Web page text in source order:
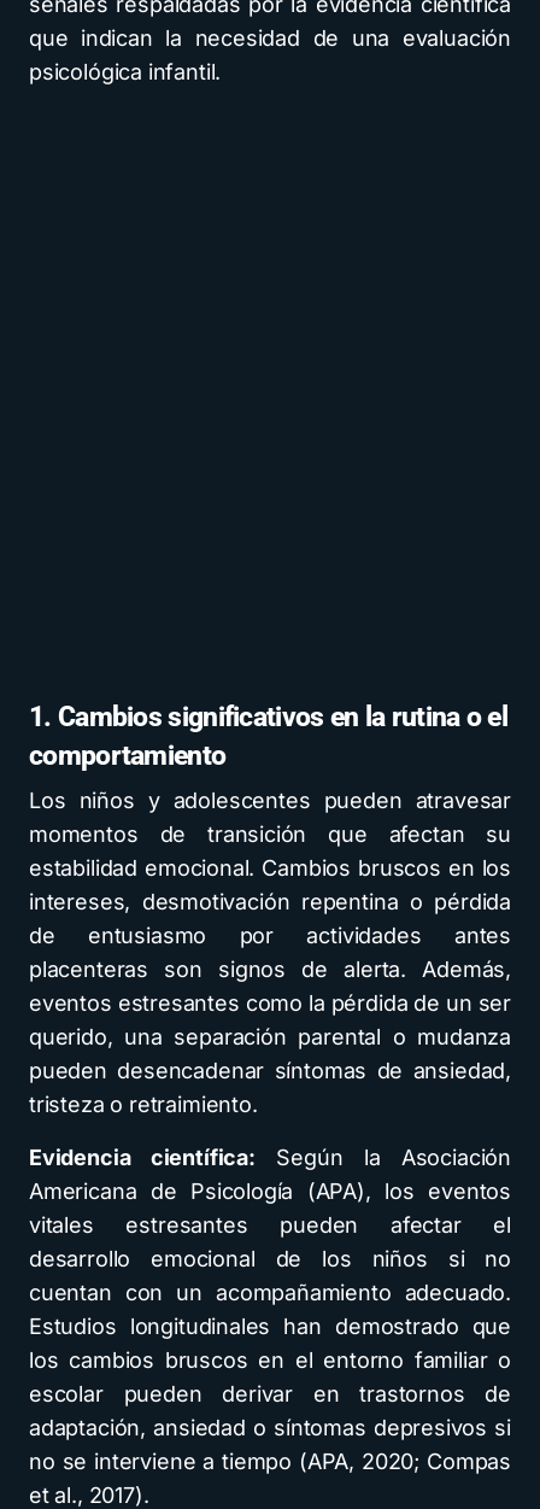
que indican la necesidad de una evaluación
psicológica infantil.
1. Cambios significativos en la rutina o el
comportamiento
Los niños y adolescentes pueden atravesar
momentos de transición que afectan su
estabilidad emocional. Cambios bruscos en los
intereses, desmotivación repentina o pérdida
de entusiasmo por actividades antes
placenteras son signos de alerta. Además,
eventos estresantes como la pérdida de un ser
querido, una separación parental o mudanza
pueden desencadenar síntomas de ansiedad,
tristeza o retraimiento.
Evidencia científica: Según la Asociación
Americana de Psicología (APA), los eventos
vitales estresantes pueden afectar el
desarrollo emocional de los niños si no
cuentan con un acompañamiento adecuado.
Estudios longitudinales han demostrado que
los cambios bruscos en el entorno familiar o
escolar pueden derivar en trastornos de
adaptación, ansiedad o síntomas depresivos si
no se interviene a tiempo (APA, 2020; Compas
et al., 2017).